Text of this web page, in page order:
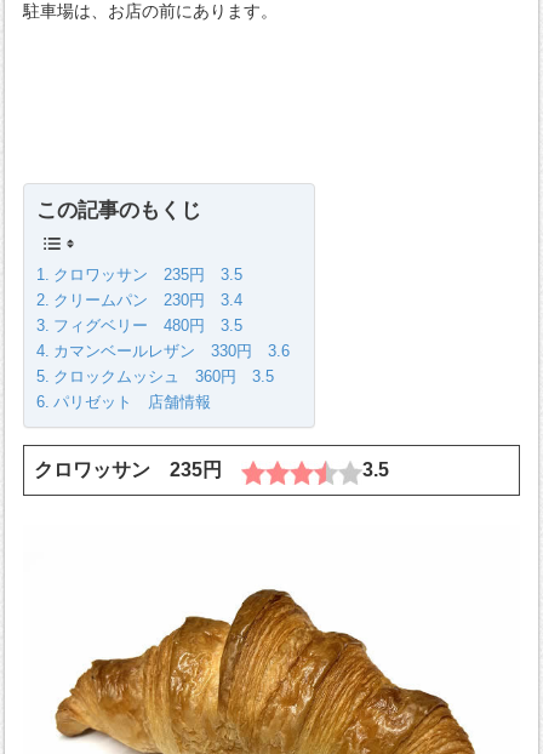
駐車場は、お店の前にあります。
この記事のもくじ
クロワッサン 235円 3.5
クリームパン 230円 3.4
フィグベリー 480円 3.5
カマンベールレザン 330円 3.6
クロックムッシュ 360円 3.5
パリゼット 店舗情報
クロワッサン 235円 3.5